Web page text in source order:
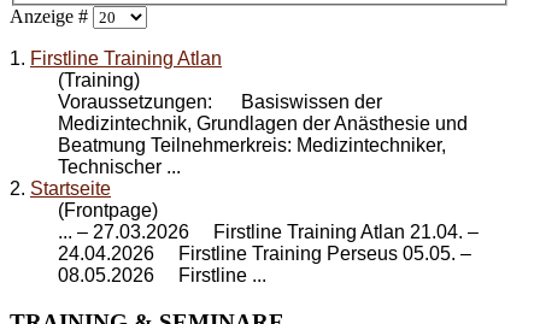
Anzeige #
1. Firstline Training Atlan
(Training)
Voraussetzungen: Basiswissen der
Medizintechnik, Grundlagen der Anästhesie und
Beatmung Teilnehmerkreis: Medizintechniker,
Technischer ...
2. Startseite
(Frontpage)
... – 27.03.2026
Firstline Training Atlan 21.04. –
24.04.2026 Firstline Training Perseus 05.05. –
08.05.2026 Firstline ...